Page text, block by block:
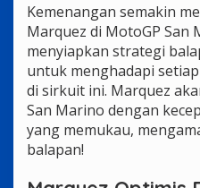
Kemenangan semakin
Marquez di MotoGP San
menyiapkan strategi
untuk menghadapi
di sirkuit ini. Marquez
San Marino dengan
yang memukau,
balapan!